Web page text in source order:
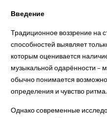
Введение
Традиционное воззрение на
способностей выявляет
которым оценивается
музыкальной одарённости –
обычно понимается
определения и чувство ритма.
Однако современные